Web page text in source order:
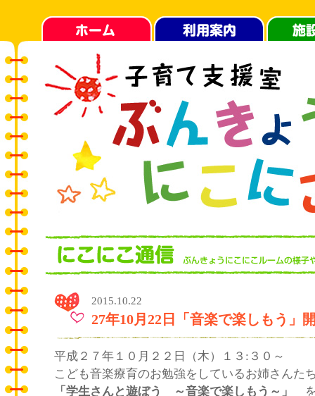
2015.10.22
27年10月22日「音楽で楽しもう」
平成２７年１０月２２日（木）１３:３０～
こども音楽療育のお勉強をしているお姉さんた
「学生さんと遊ぼう ～音楽で楽しもう～」